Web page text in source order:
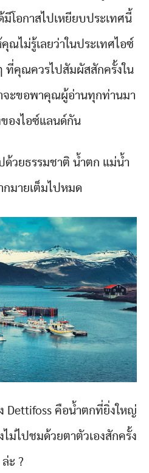
โอกาสไปเหยียบประเทศนี้
ณไม่รู้เลยว่าในประเทศไอซ์
ที่คุณควรไปสัมผัสสักครั้งใน
จะขอพาคุณผู้อ่านทุกท่านมา
องไอซ์แลนด์กัน
ด้วยธรรมชาติ น้ำตก แม่น้ำ
กมายเต็มไปหมด
Dettifoss คือน้ำตกที่ยิ่งใหญ่
ม่ไปชมด้วยตาตัวเองสักครั้ง
ล่ะ ?